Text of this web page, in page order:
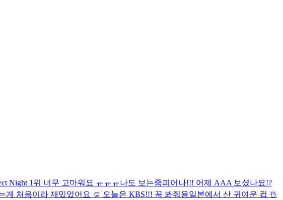
Night 1위 너무 고마워요 ㅠㅠㅠ나도 보는중피어나!!! 어제 AAA 보셨나요!?
게 처음이라 재밌었어요 ☺️ 오늘은 KBS!!! 꼭 봐줘용일본에서 산 귀여운 컵 ☃️